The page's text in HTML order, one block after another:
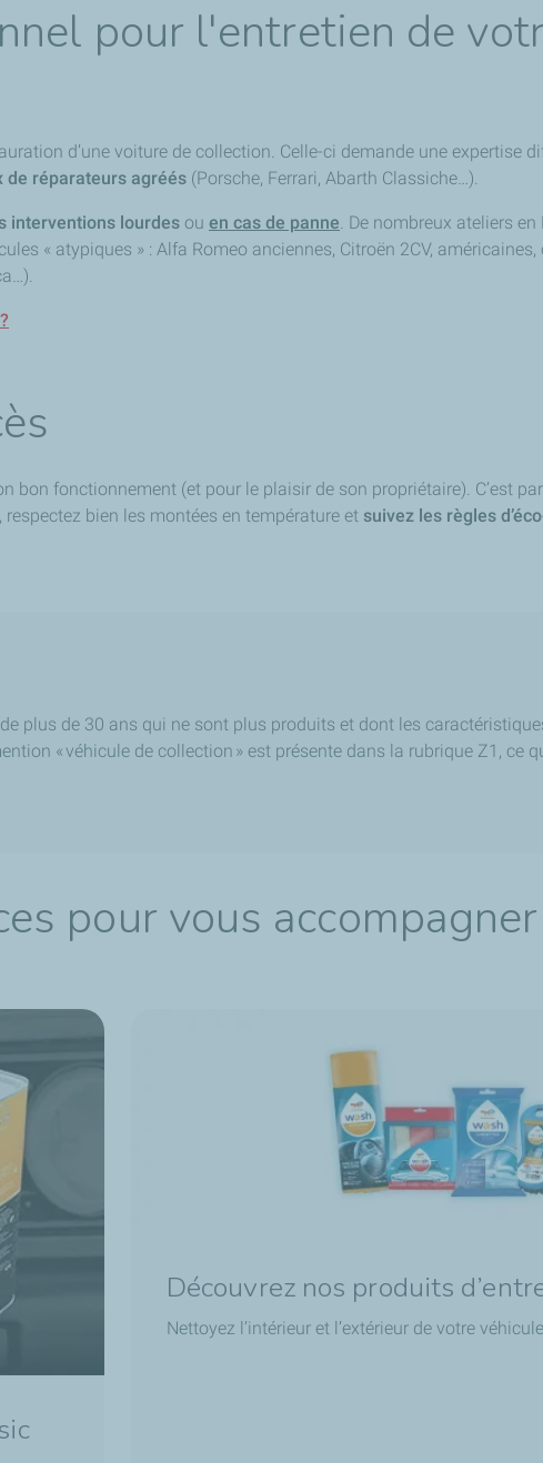
pour l'entretien de
d’une voiture de collection. Celle-ci demande une expertise
de réparateurs agréés (Porsche, Ferrari, Abarth Classiche…).
interventions lourdes ou en cas de panne . De nombreux ateliers
« atypiques » : Alfa Romeo anciennes, Citroën 2CV,
fonctionnement (et pour le plaisir de son propriétaire). C’est
bien les montées en température et suivez les règles
plus de 30 ans qui ne sont plus produits et dont les
« véhicule de collection » est présente dans la rubrique Z1, ce
pour vous
Découvrez nos produits
Nettoyez l’intérieur et l’extérieur de votre